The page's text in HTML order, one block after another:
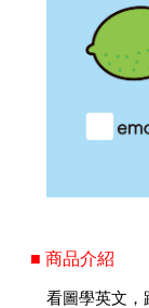
■ 商品介紹
看圖學英文，